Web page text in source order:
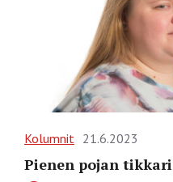
Kolumnit 21.6.2023
Pienen pojan tikkari